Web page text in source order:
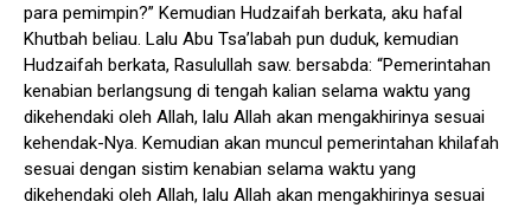
para pemimpin?” Kemudian Hudzaifah berkata, aku hafal
Khutbah beliau. Lalu Abu Tsa’labah pun duduk, kemudian
Hudzaifah berkata, Rasulullah saw. bersabda: “Pemerintahan
kenabian berlangsung di tengah kalian selama waktu yang
dikehendaki oleh Allah, lalu Allah akan mengakhirinya sesuai
kehendak-Nya. Kemudian akan muncul pemerintahan khilafah
sesuai dengan sistim kenabian selama waktu yang
dikehendaki oleh Allah, lalu Allah akan mengakhirinya sesuai